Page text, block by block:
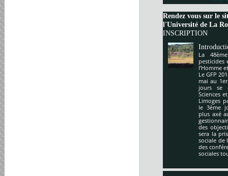
Rendez vous sur le
l'Université de La
INSCRIPTION
La
pesticides
l’Homme
Le GFP
mai au
jours se
Sciences
Limoges
le 3ème
plus axé
des
sera la
sociale de
des
sociales